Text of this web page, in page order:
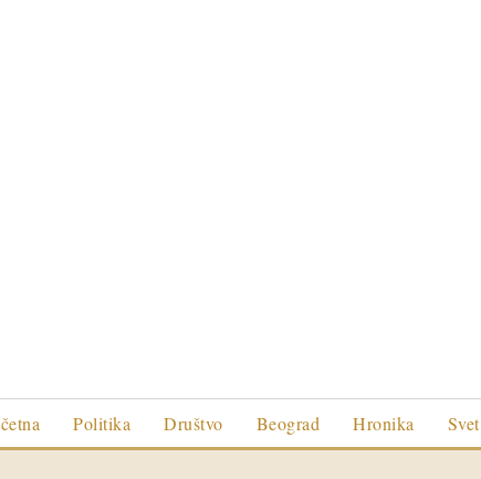
Politika Društvo Beograd Hronika Svet